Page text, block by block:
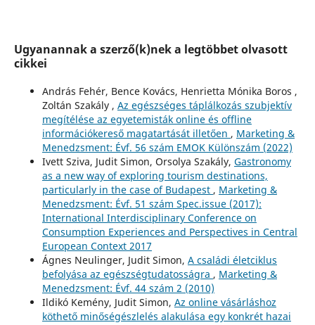
Ugyanannak a szerző(k)nek a legtöbbet olvasott
cikkei
András Fehér, Bence Kovács, Henrietta Mónika Boros ,
Zoltán Szakály , Az egészséges táplálkozás szubjektív
megítélése az egyetemisták online és offline
információkereső magatartását illetően , Marketing &
Menedzsment: Évf. 56 szám EMOK Különszám (2022)
Ivett Sziva, Judit Simon, Orsolya Szakály, Gastronomy
as a new way of exploring tourism destinations,
particularly in the case of Budapest , Marketing &
Menedzsment: Évf. 51 szám Spec.issue (2017):
International Interdisciplinary Conference on
Consumption Experiences and Perspectives in Central
European Context 2017
Ágnes Neulinger, Judit Simon, A családi életciklus
befolyása az egészségtudatosságra , Marketing &
Menedzsment: Évf. 44 szám 2 (2010)
Ildikó Kemény, Judit Simon, Az online vásárláshoz
köthető minőségészlelés alakulása egy konkrét hazai